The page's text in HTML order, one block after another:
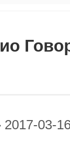
2017-03-